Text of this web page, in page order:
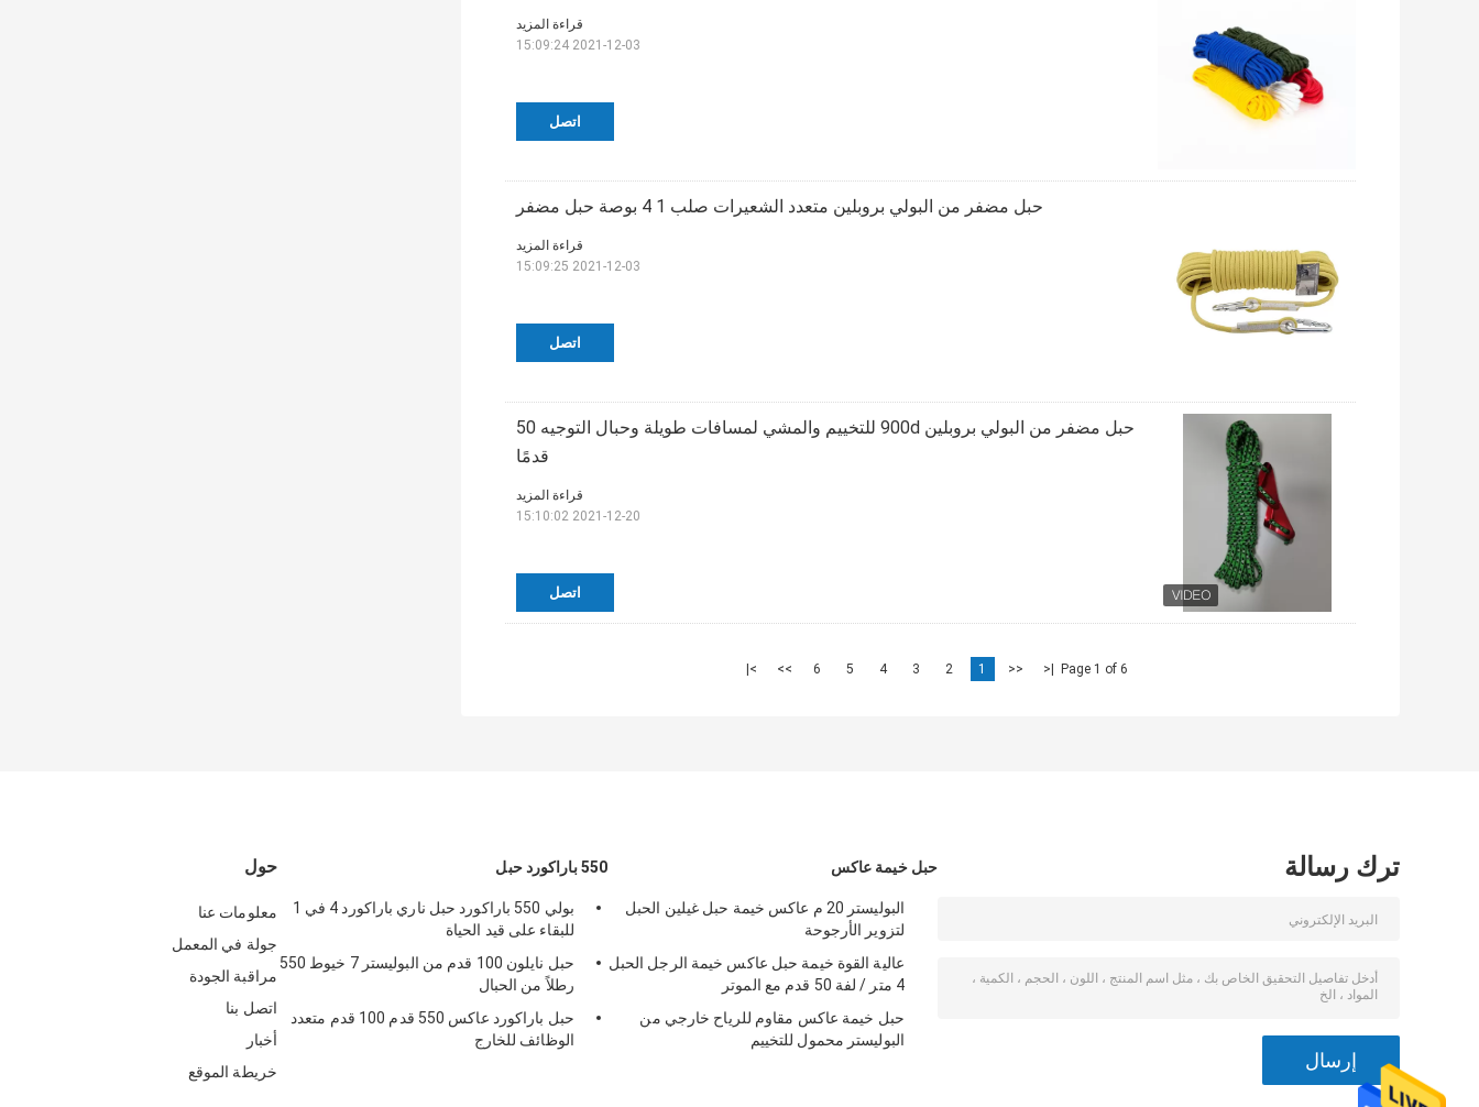
اتصل
قراءة المزيد
2021-12-03 15:09:24
حبل مضفر من البولي بروبلين متعدد الشعيرات صلب 1 4 بوصة حبل مضفر
اتصل
قراءة المزيد
2021-12-03 15:09:25
حبل مضفر من البولي بروبلين 900d للتخييم والمشي لمسافات طويلة وحبال التوجيه 50
قدمًا
اتصل
قراءة المزيد
2021-12-20 15:10:02
Page 1 of 6
|<
<<
1
2
3
4
5
6
>>
>|
حول
معلومات عنا
جولة في المعمل
مراقبة الجودة
اتصل بنا
أخبار
خريطة الموقع
550 باراكورد حبل
بولي 550 باراكورد حبل ناري باراكورد 4 في 1
للبقاء على قيد الحياة
حبل نايلون 100 قدم من البوليستر 7 خيوط 550
رطلاً من الحبال
حبل باراكورد عاكس 550 قدم 100 قدم متعدد
الوظائف للخارج
حبل خيمة عاكس
البوليستر 20 م عاكس خيمة حبل غيلين الحبل
لتزوير الأرجوحة
عالية القوة خيمة حبل عاكس خيمة الرجل الحبل
4 متر / لفة 50 قدم مع الموتر
حبل خيمة عاكس مقاوم للرياح خارجي من
البوليستر محمول للتخييم
ترك رسالة